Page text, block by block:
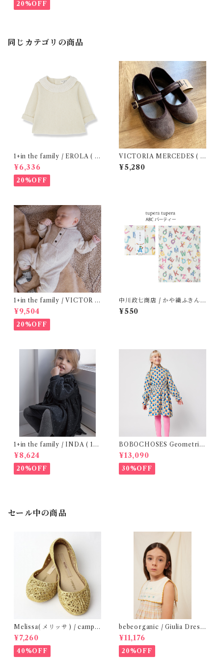
20%OFF
同じカテゴリの商品
1+in the family / EROLA ( 2
4m )
¥6,336
20%OFF
VICTORIA MERCEDES ( 2
9-34 / Testa )
¥5,280
1+in the family / VICTOR (
12m )
¥9,504
20%OFF
中川政七商店 / かや織ふきん (
tupera tupera ABCパーティ
ー)
¥550
1+in the family / INDA ( 12-
48m )
¥8,624
20%OFF
BOBOCHOSES Geometric
Scacs all over dress / 4-8Y
¥13,090
30%OFF
セール中の商品
Melissa( メリッサ ) / campa
na ( Gold )28-33
¥7,260
40%OFF
bebeorganic / Giulia Dress
Lagoon Check (2-6y)
¥11,176
20%OFF